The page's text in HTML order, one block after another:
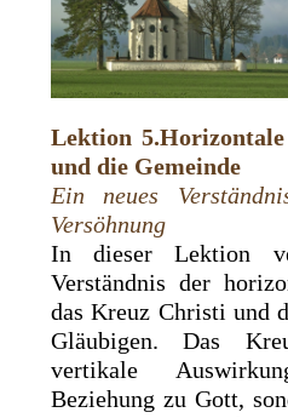
Lektion
und die Gemeinde
Ein neues
Versöhnung
In dieser Lektion
Verständnis der
das Kreuz Christi und
Gläubigen. Das
vertikale
Beziehung zu Gott,